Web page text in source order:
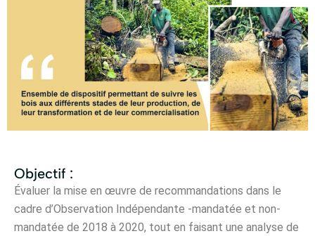
Objectif :
Évaluer la mise en œuvre de recommandations dans le
cadre d’Observation Indépendante -mandatée et non-
mandatée de 2018 à 2020, tout en faisant une analyse de